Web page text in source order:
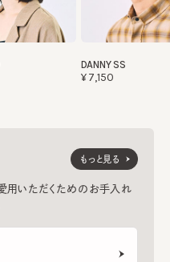
DANNY SS
¥7,150
用いただくためのお手入れ
もっと見る